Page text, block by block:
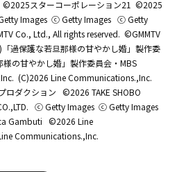
©2025スターコーポレーション21 ©2025
Images ⓒ Getty Images ⓒ Getty
Co., Ltd., All rights reserved. ©GMMTV
「過保護な若旦那様の甘やかし婚」製作委
の甘やかし婚」製作委員会・MBS
(C)2026 Line Communications.,Inc.
ロダクション ©2026 TAKE SHOBO
ⓒ Getty Images ⓒ Getty Images
Gambuti ©2026 Line
Communications.,Inc.